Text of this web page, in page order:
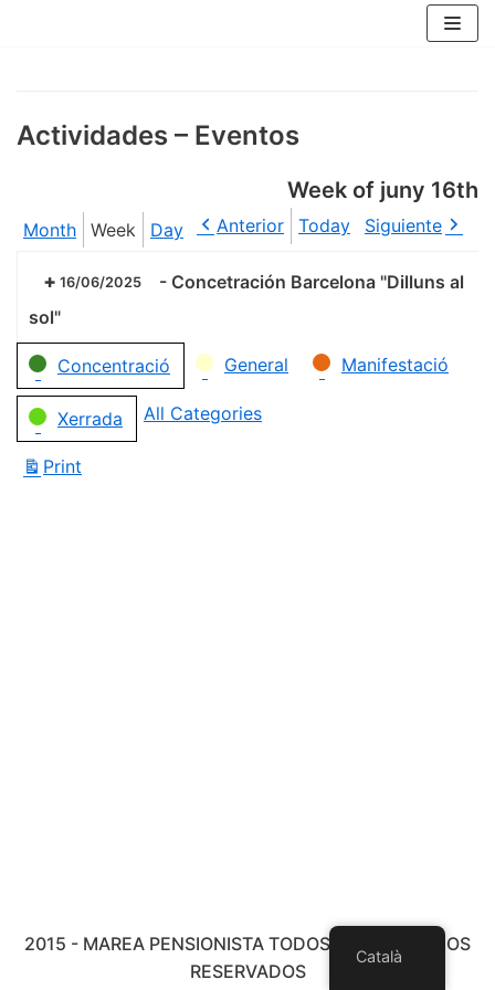
Actividades – Eventos
Week of juny 16th
Month Week Day Anterior Today Siguiente
16/06/2025 - Concetración Barcelona "Dilluns al
sol"
Categories
Concentració General Manifestació
Xerrada All Categories
Print
2015 - MAREA PENSIONISTA TODOS LOS DERECHOS
RESERVADOS
Català